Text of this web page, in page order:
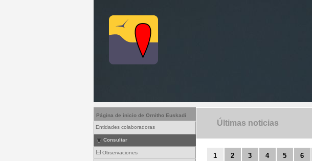
Página de inicio de Ornitho Euskadi
Entidades colaboradoras
Consultar
Observaciones
Últimas noticias
1 2 3 4 5 6